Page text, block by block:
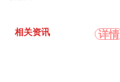
相关资讯 详情